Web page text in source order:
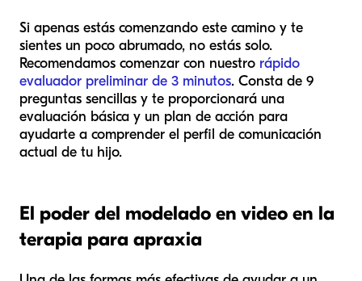
Si apenas estás comenzando este camino y te
sientes un poco abrumado, no estás solo.
Recomendamos comenzar con nuestro rápido
evaluador preliminar de 3 minutos. Consta de 9
preguntas sencillas y te proporcionará una
evaluación básica y un plan de acción para
ayudarte a comprender el perfil de comunicación
actual de tu hijo.
El poder del modelado en video en la
terapia para apraxia